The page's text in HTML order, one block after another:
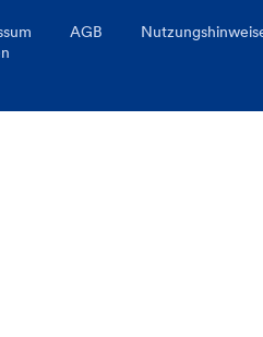
AGB